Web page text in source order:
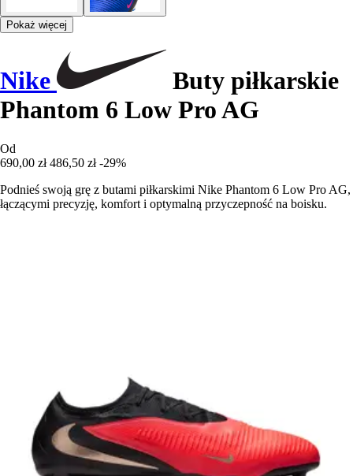
Pokaż więcej
Nike
Buty piłkarskie
Phantom 6 Low Pro AG
Od
690,00 zł 486,50 zł -29%
Podnieś swoją grę z butami piłkarskimi Nike Phantom 6 Low Pro AG,
łączącymi precyzję, komfort i optymalną przyczepność na boisku.